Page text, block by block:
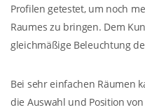
Profilen getestet, um noch
Raumes zu bringen. Dem
gleichmäßige Beleuchtung
Bei sehr einfachen Räumen
die Auswahl und Position